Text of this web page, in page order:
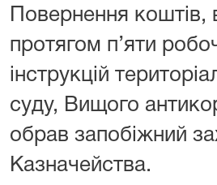
Повернення коштів,
протягом п’яти
інструкцій
суду, Вищого
обрав запобіжний
Казначейства.